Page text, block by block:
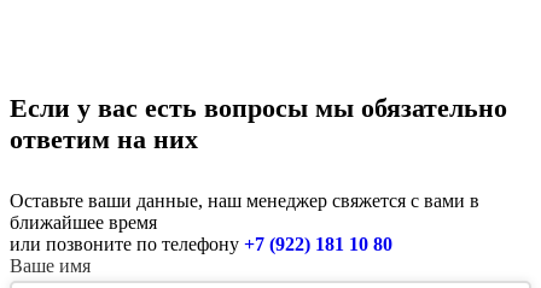
Если у вас есть вопросы мы обязательно
ответим на них
Оставьте ваши данные, наш менеджер свяжется с вами в
ближайшее время
или позвоните по телефону +7 (922) 181 10 80
Ваше имя